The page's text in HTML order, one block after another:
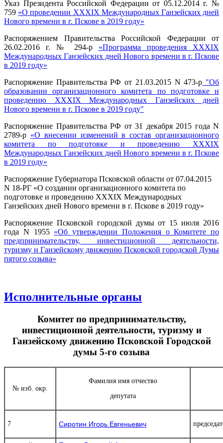
Указ Президента Российской Федерации от 05.12.2014 г. №
759 «О проведении XXXIX Международных Ганзейских дней
Нового времени в г. Пскове в 2019 году»
Распоряжением Правительства Российской Федерации от
26.02.2016 г. № 294-р «Программа проведения XXXIX
Международных Ганзейских дней Нового времени в г. Пскове
в 2019 году»
Распоряжение Правительства РФ от 21.03.2015 N 473-р "Об
образовании организационного комитета по подготовке и
проведению XXXIX Международных Ганзейских дней
Нового времени в г. Пскове в 2019 году"
Распоряжение Правительства РФ от 31 декабря 2015 года N
2789-р «О внесении изменений в состав организационного
комитета по подготовке и проведению XXXIX
Международных Ганзейских дней Нового времени в г. Пскове
в 2019 году»
Распоряжение Губернатора Псковской области от 07.04.2015
N 18-РГ «О создании организационного комитета по
подготовке и проведению XXXIX Международных
Ганзейских дней Нового времени в г. Пскове в 2019 году»
Распоряжение Псковской городской думы от 15 июля 2016
года N 1955 «Об утверждении Положения о Комитете по
предпринимательству, инвестиционной деятельности,
туризму и Ганзейскому движению Псковской городской Думы
пятого созыва»
Исполнительные органы
Комитет по предпринимательству,
инвестиционной деятельности, туризму и
Ганзейскому движению Псковской Городской
думы 5-го созыва
№ изб. окр.
Фамилия имя отчество
депутата
7 Сиротин Игорь Евгеньевич